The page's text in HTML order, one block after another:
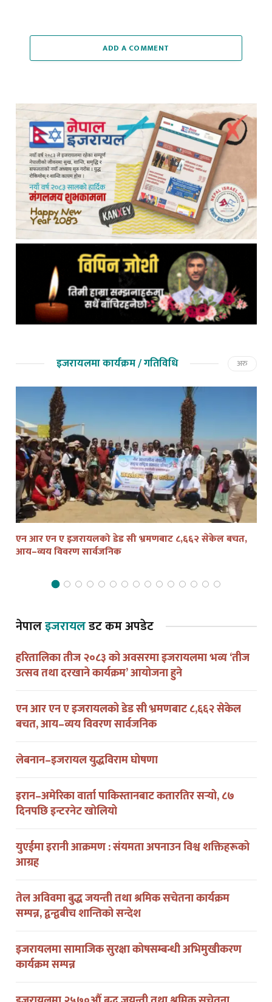
इजरायलमा कार्यक्रम / गतिविधि
एन आर एन ए इजरायलको डेड सी भ्रमणबाट ८,६६२ सेकेल बचत,
आय–व्यय विवरण सार्वजनिक
नेपालइजरायलडट कम अपडेट
हरितालिका तीज २०८३ को अवसरमा इजरायलमा भव्य ‘तीज
उत्सव तथा दरखाने कार्यक्रम’ आयोजना हुने
एन आर एन ए इजरायलको डेड सी भ्रमणबाट ८,६६२ सेकेल
बचत, आय–व्यय विवरण सार्वजनिक
लेबनान–इजरायल युद्धविराम घोषणा
इरान–अमेरिका वार्ता पाकिस्तानबाट कतारतिर सर्‍यो, ८७
दिनपछि इन्टरनेट खोलियो
युएईमा इरानी आक्रमण : संयमता अपनाउन विश्व शक्तिहरूको
आग्रह
तेल अविवमा बुद्ध जयन्ती तथा श्रमिक सचेतना कार्यक्रम
सम्पन्न, द्वन्द्वबीच शान्तिको सन्देश
इजरायलमा सामाजिक सुरक्षा कोषसम्बन्धी अभिमुखीकरण
कार्यक्रम सम्पन्न
इजरायलमा २५७०औं बुद्ध जयन्ती तथा श्रमिक सचेतना